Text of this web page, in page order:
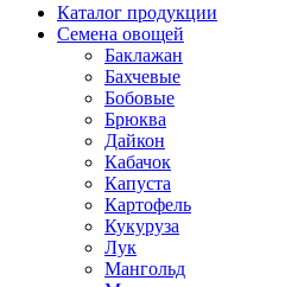
Каталог продукции
Семена овощей
Баклажан
Бахчевые
Бобовые
Брюква
Дайкон
Кабачок
Капуста
Картофель
Кукуруза
Лук
Мангольд